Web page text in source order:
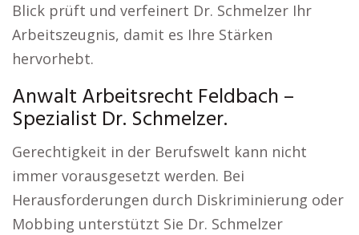
Blick prüft und verfeinert Dr. Schmelzer Ihr
Arbeitszeugnis, damit es Ihre Stärken
hervorhebt.
Anwalt Arbeitsrecht Feldbach –
Spezialist Dr. Schmelzer.
Gerechtigkeit in der Berufswelt kann nicht
immer vorausgesetzt werden. Bei
Herausforderungen durch Diskriminierung oder
Mobbing unterstützt Sie Dr. Schmelzer